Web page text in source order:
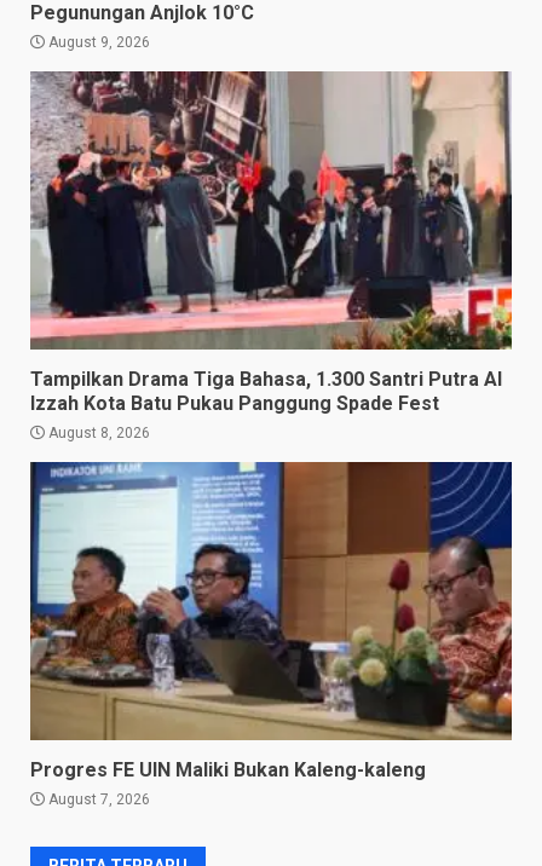
Pegunungan Anjlok 10°C
August 9, 2026
Tampilkan Drama Tiga Bahasa, 1.300 Santri Putra Al
Izzah Kota Batu Pukau Panggung Spade Fest
August 8, 2026
Progres FE UIN Maliki Bukan Kaleng-kaleng
August 7, 2026